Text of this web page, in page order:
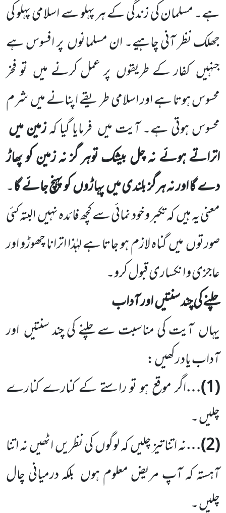
ہے۔ مسلمان کی زندگی کے ہر پہلو سے اسلامی پہلو کی
جھلک نظر آنیچاہیے۔ ان مسلمانوںپر افسوس ہے
جنہیں کفار کے طریقوں پر عمل کرنے میں تو فخر
محسوس ہوتا ہے اور اسلامی طریقے اپنانےمیںشرم
محسوس ہوتی ہے۔ آیت میں فرمایا گیا کہزمین میں
اتراتے ہوئے نہ چل بیشک توہر گز نہ زمین کو پھاڑ
دے گا اور نہ ہرگز بلندی میںپہاڑوںکو پہنچ جائے گا۔
معنی یہ ہیںکہ تکبر و خود نمائی سے کچھ فائدہ نہیںالبتہ کئی
صورتوںمیںگناہ لازم ہو جاتا ہے لہٰذا اترانا چھوڑو اور
عاجزی و انکساری قبول کرو۔
چلنے کی چند سنتیںاور آداب
یہاںآیت کی مناسبت سے چلنے کی چند سنتیں اور
آداب یاد رکھیں :
(
1
)…اگر موقع ہو تو راستے کے کنارے کنارے
چلیں ۔
(
2
)…نہ اتنا تیز چلیںکہ لوگوںکی نظریںاٹھیںنہ اتنا
آہستہ کہ آپ مریض معلوم ہوں بلکہ درمیانی چال
چلیں ۔